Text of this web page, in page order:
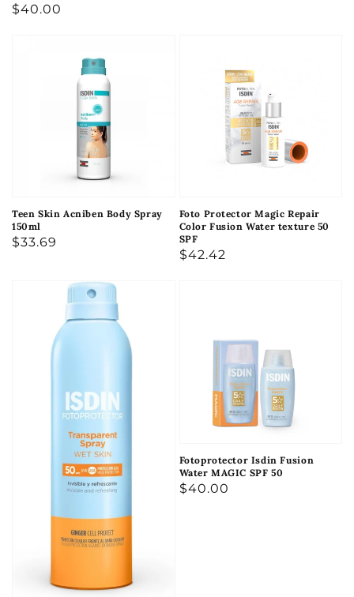
Precio
$40.00
Teen Skin Acniben Body Spray
150ml
Precio
$33.69
Foto Protector Magic Repair
Color Fusion Water texture 50
SPF
Precio
$42.42
Fotoprotector Isdin Fusion
Water MAGIC SPF 50
Precio
$40.00